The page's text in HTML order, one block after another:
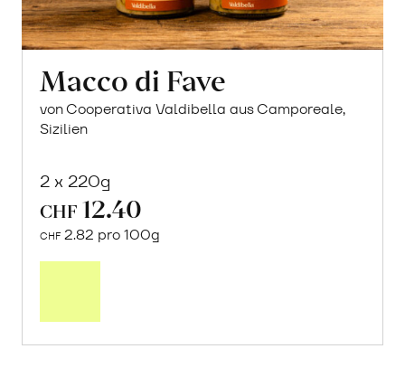
Macco di Fave
von Cooperativa Valdibella aus Camporeale,
Sizilien
2 x 220g
CHF 12.40
CHF 2.82 pro 100g